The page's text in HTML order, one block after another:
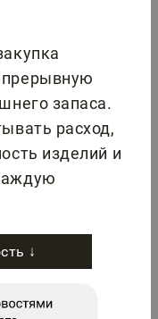
запаса.
расход,
изделий и
↓